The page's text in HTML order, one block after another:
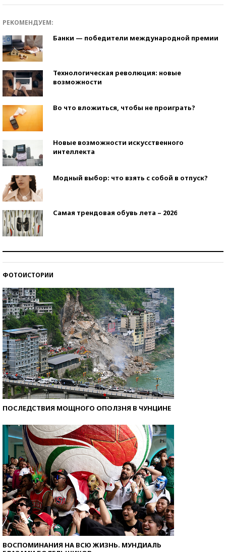
РЕКОМЕНДУЕМ:
Банки — победители международной премии
Технологическая революция: новые
возможности
Во что вложиться, чтобы не проиграть?
Новые возможности искусственного
интеллекта
Модный выбор: что взять с собой в отпуск?
Самая трендовая обувь лета – 2026
ФОТОИСТОРИИ
ПОСЛЕДСТВИЯ МОЩНОГО ОПОЛЗНЯ В ЧУНЦИНЕ
ВОСПОМИНАНИЯ НА ВСЮ ЖИЗНЬ. МУНДИАЛЬ